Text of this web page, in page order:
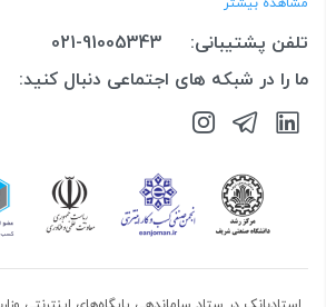
مشاهده بیشتر
تلفن پشتیبانی:
021-91005343
ما را در شبکه های اجتماعی دنبال کنید: